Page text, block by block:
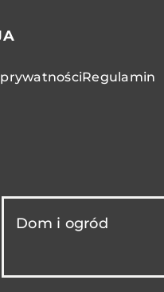
Regulamin
Dom i ogród